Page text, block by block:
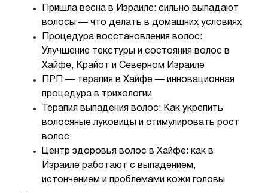
Пришла весна в Израиле: сильно выпадают
волосы — что делать в домашних условиях
Процедура восстановления волос:
Улучшение текстуры и состояния волос в
Хайфе, Крайот и Северном Израиле
ПРП — терапия в Хайфе — инновационная
процедура в трихологии
Терапия выпадения волос: Как укрепить
волосяные луковицы и стимулировать рост
волос
Центр здоровья волос в Хайфе: как в
Израиле работают с выпадением,
истончением и проблемами кожи головы